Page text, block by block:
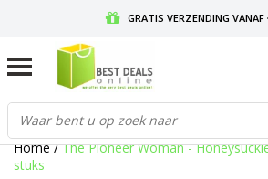
GRATIS VERZENDING VANAF
GRATIS RETOURNEREN EN 30 DAGEN
Home/The Pioneer Woman -
stuks